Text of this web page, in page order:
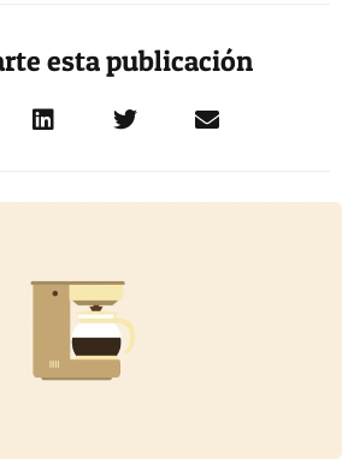
esta publicación